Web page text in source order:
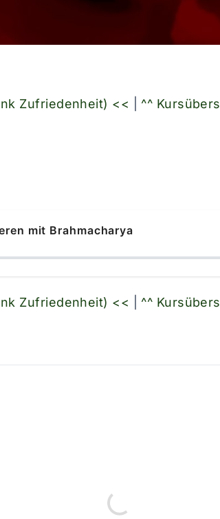
Zufriedenheit) << ^^
mit Brahmacharya
Zufriedenheit) << ^^